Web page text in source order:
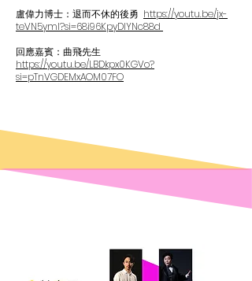
盧偉力博士：退而不休的後勇 https://youtu.be/jx-
teVN5ymI?si=68i96KpyDlYNc88d
回應嘉賓：曲飛先生
https://youtu.be/LBDkpx0KGVo?
si=pTnVGDEMxAOM07FO